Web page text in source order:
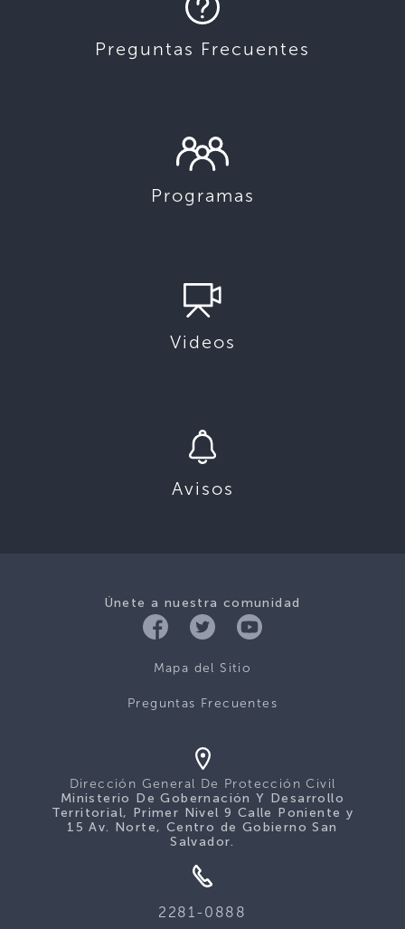
Preguntas Frecuentes
Programas
Videos
Avisos
Únete a nuestra comunidad
Mapa del Sitio
Preguntas Frecuentes
Dirección General De Protección Civil
Ministerio De Gobernación Y Desarrollo
Territorial, Primer Nivel 9 Calle Poniente y
15 Av. Norte, Centro de Gobierno San
Salvador.
2281-0888